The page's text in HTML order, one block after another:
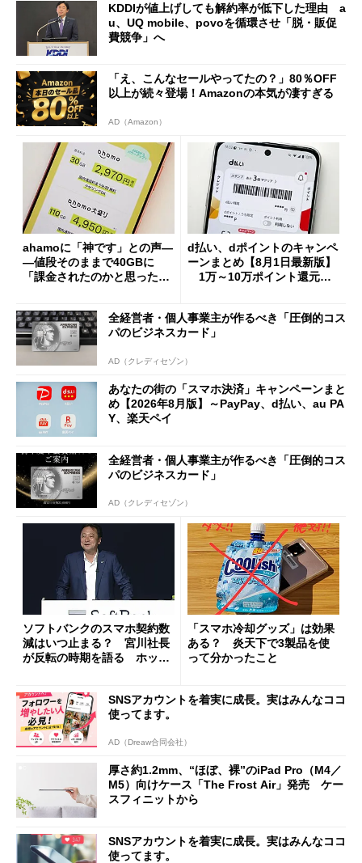
KDDIが値上げしても解約率が低下した理由 a
u、UQ mobile、povoを循環させ「脱・販促
費競争」へ
「え、こんなセールやってたの？」80％OFF
以上が続々登場！Amazonの本気が凄すぎる
AD（Amazon）
ahamoに「神です」との声―
―値段そのままで40GBに
「課金されたのかと思った」
d払い、dポイントのキャンペ
ーンまとめ【8月1日最新版】
1万～10万ポイント還元の
全経営者・個人事業主が作るべき「圧倒的コス
パのビジネスカード」
AD（クレディセゾン）
あなたの街の「スマホ決済」キャンペーンまと
め【2026年8月版】～PayPay、d払い、au PA
Y、楽天ペイ
全経営者・個人事業主が作るべき「圧倒的コス
パのビジネスカード」
AD（クレディセゾン）
ソフトバンクのスマホ契約数
減はいつ止まる？ 宮川社長
が反転の時期を語る ホッピ
「スマホ冷却グッズ」は効果
ある？ 炎天下で3製品を使
って分かったこと
SNSアカウントを着実に成長。実はみんなココ
使ってます。
AD（Dreaw合同会社）
厚さ約1.2mm、“ほぼ、裸”のiPad Pro（M4／
M5）向けケース「The Frost Air」発売 ケー
スフィニットから
SNSアカウントを着実に成長。実はみんなココ
使ってます。